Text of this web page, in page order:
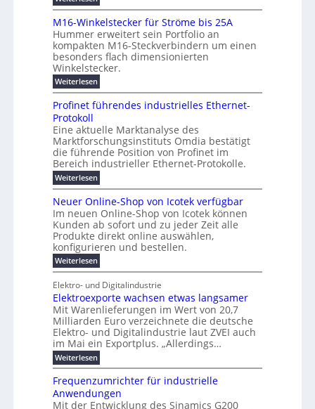
o
u
n
d
w
e
n
i
g
r
B
ü
r
o
k
r
a
t
i
e
E
e
r
g
i
e
l
ö
u
n
g
e
n
l
a
s
t
s
c
h
a
t
l
e
i
s
t
e
n
2
6
E
u
r
o
p
e
E
t
h
e
r
c
a
t
P
l
u
F
e
s
t
e
n
f
ü
r
e
ff
i
z
i
e
t
e
r
e
s
K
a
b
e
l
m
a
n
a
g
m
e
n
t
c
h
s
t
u
m
v
o
n
ü
b
e
2
0
%
i
m
e
r
s
e
n
H
a
l
b
a
h
r
2
0
2
6
B
j
ö
r
n
T
w
i
e
h
a
s
w
i
r
d
n
e
e
r
W
a
g
o
-
C
E
M16-Winkelstecker für Ströme bis 25A
Hummer erweitert sein Portfolio an
kompakten M16-Steckverbindern um einen
besonders flach dimensionierten
Winkelstecker.
Weiterlesen:
M
1
6
W
i
n
k
e
l
s
t
e
c
k
e
r
f
ü
S
t
r
ö
m
e
b
i
s
5
A
Profinet führendes industrielles Ethernet-
Protokoll
Eine aktuelle Marktanalyse des
Marktforschungsinstituts Omdia bestätigt
die führende Position von Profinet im
Bereich industrieller Ethernet-Protokolle.
Weiterlesen:
P
r
o
f
i
n
e
t
f
ü
h
r
e
n
d
e
s
i
n
u
s
t
Neuer Online-Shop von Icotek verfügbar
Im neuen Online-Shop von Icotek können
Kunden ab sofort und zu jeder Zeit alle
Produkte direkt online auswählen,
konfigurieren und bestellen.
Weiterlesen:
N
e
u
e
r
O
n
l
i
n
e
-
S
h
Elektro- und Digitalindustrie
Elektroexporte wachsen etwas langsamer
Mit Warenlieferungen im Wert von 20,7
Milliarden Euro verzeichnete die deutsche
Elektro- und Digitalindustrie laut ZVEI auch
im Mai ein Exportplus. „Allerdings…
Weiterlesen:
E
e
k
t
Frequenzumrichter für industrielle
Anwendungen
Mit der Entwicklung des Sinamics G200